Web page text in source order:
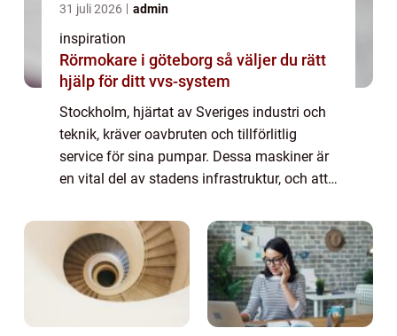
31 juli 2026 admin
inspiration
Rörmokare i göteborg så väljer du rätt
hjälp för ditt vvs-system
Stockholm, hjärtat av Sveriges industri och
teknik, kräver oavbruten och tillförlitlig
service för sina pumpar. Dessa maskiner är
en vital del av stadens infrastruktur, och att